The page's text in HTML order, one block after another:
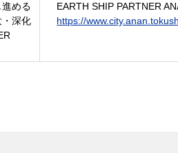
める
・深化
EARTH SHIP PARTNER
https://